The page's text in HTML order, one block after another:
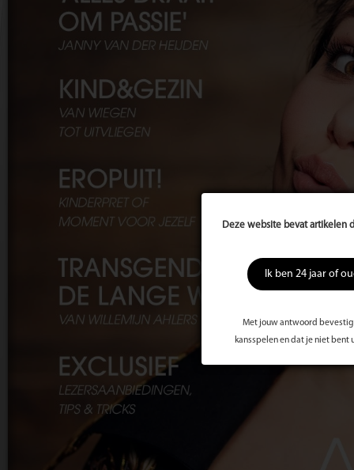
Deze website bevat artikelen
Ik ben 24 jaar of
Met jouw antwoord bevestig
kansspelen en dat je niet bent